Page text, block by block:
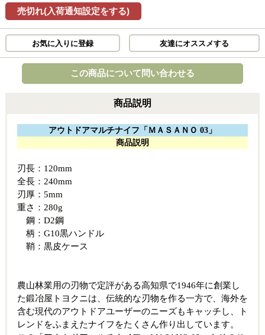
売切れ(入荷通知設定をする)
お気に入りに登録 友達にオススメする
この商品について問い合わせる
商品説明
アウトドアマルチナイフ「ＭＡＳＡＮＯ 03」
商品説明
刃長：120mm
全長：240mm
刃厚：5mm
重さ：280g
鋼：D2鋼
柄：G10黒ハンドル
鞘：黒皮ケース
農山林業用の刃物で定評がある高知県で1946年に創業し
た鍛冶屋トヨクニは、伝統的な刃物を作る一方で、海外を
含む現代のアウトドアユーザーのニーズもキャッチし、ト
レンドをふまえたナイフをたくさん作り出しています。